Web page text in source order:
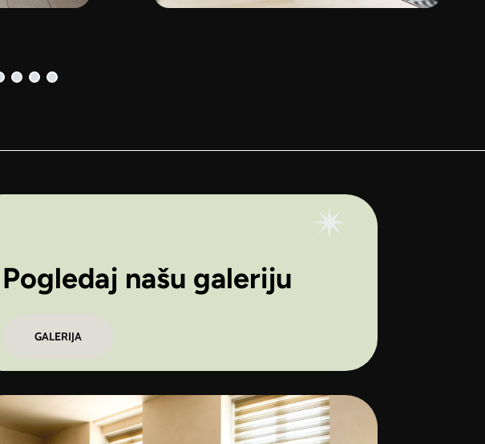
Pogledaj našu galeriju
GALERIJA